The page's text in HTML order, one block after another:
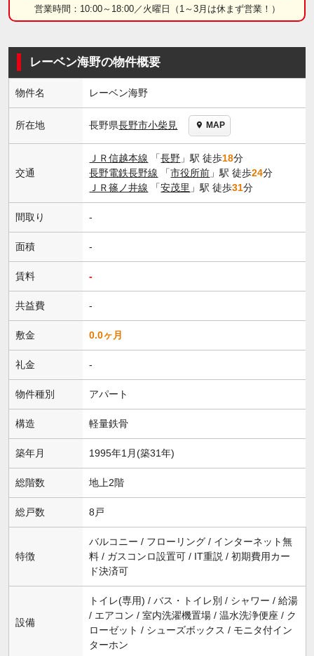
営業時間：10:00～18:00／火曜日（1～3月は休まず営業！）
レーベン海野の物件概要
物件名 レーベン海野
所在地 長野県長野市小柴見 MAP
交通
ＪＲ信越本線 「長野 」駅 徒歩18分
長野電鉄長野線 「市役所前 」駅 徒歩24分
ＪＲ篠ノ井線 「安茂里 」駅 徒歩31分
間取り -
面積 -
賃料 -
共益費 -
敷金 0.0ヶ月
礼金 -
物件種別 アパート
構造 軽量鉄骨
築年月 1995年1月(築31年)
総階数 地上2階
総戸数 8戸
特徴
バルコニー / フローリング / インターネット無
料 / ガスコンロ設置可 / IT重説 / 初期費用カー
ド決済可
設備
トイレ(専用) / バス・トイレ別 / シャワー / 給湯
/ エアコン / 室内洗濯機置場 / 温水洗浄便座 / ク
ローゼット / シューズボックス / モニタ付イン
ターホン